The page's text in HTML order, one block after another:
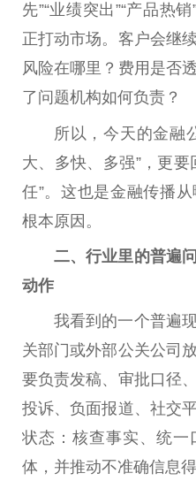
先”“业绩突出”“产品热
正打动市场。客户会继
风险在哪里？费用是否
了问题机构如何负责？
所以，今天的金融
大、多快、多强”，更
任”。这也是金融传播
根本原因。
二、行业里的普遍
动作
我看到的一个普遍
关部门或外部公关公司
要负责发稿、审批口径
投诉、负面报道、社交
状态：核查事实、统一
体，并推动不准确信息得